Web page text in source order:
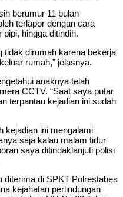
berumur 11 bulan
terlapor dengan cara
hingga ditindih.
tidak dirumah karena bekerja
rumah,” jelasnya.
anaknya telah
CCTV. “Saat saya putar
terpantau kejadian ini sudah
kejadian ini mengalami
saja kalau malam tidur
saya ditindaklanjuti polisi
diterima di SPKT Polrestabes
kejahatan perlindungan